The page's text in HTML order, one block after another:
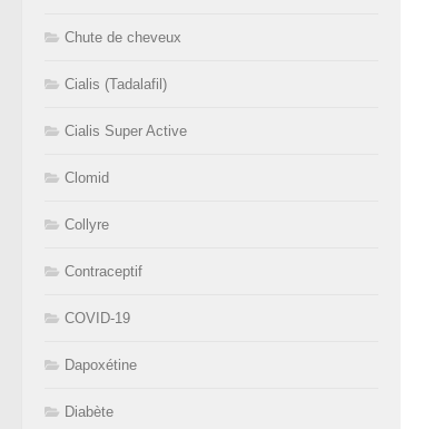
Chute de cheveux
Cialis (Tadalafil)
Cialis Super Active
Clomid
Collyre
Contraceptif
COVID-19
Dapoxétine
Diabète